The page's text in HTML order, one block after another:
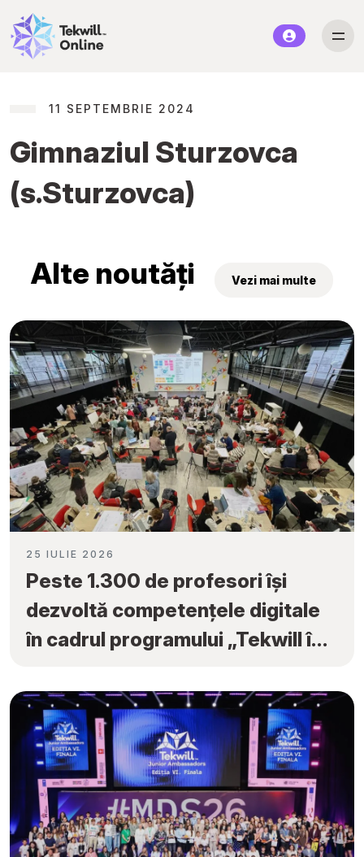
11 SEPTEMBRIE 2024
Gimnaziul Sturzovca
(s.Sturzovca)
Alte noutăți Vezi mai multe
25 IULIE 2026
Peste 1.300 de profesori își
dezvoltă competențele digitale
în cadrul programului „Tekwill în